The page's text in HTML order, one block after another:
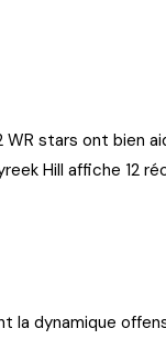
stars ont bien
Hill affiche 12
la dynamique